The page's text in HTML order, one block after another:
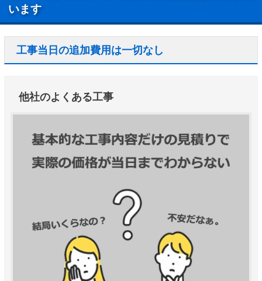
います
工事当日の追加費用は一切なし
他社のよくある工事